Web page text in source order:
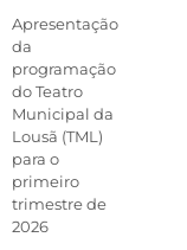
Apresentação
da
programação
do Teatro
Municipal da
Lousã (TML)
para o
primeiro
trimestre de
2026